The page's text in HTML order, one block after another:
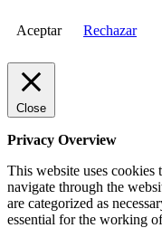
Aceptar Rechazar
Close
Privacy Overview
This website uses
navigate through the
are categorized as
essential for the working